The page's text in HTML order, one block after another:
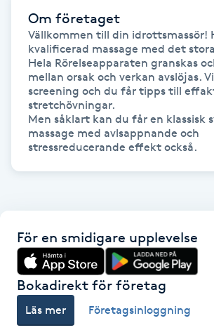
Headspa
Healing
Herrklippning
HIFU
Hot Stone Massage
Hot yoga
Hudföryngring
Om företaget
Vällkommen till din idrottsmassör!
kvalificerad massage med det
Hela Rörelseapparaten granskas
mellan orsak och verkan avslöjas.
screening och du får tipps till
stretchövningar.
Men såklart kan du får en klassisk
massage med avlsappnande och
stressreducerande effekt också.
För en smidigare upplevelse
Bokadirekt för företag
Läs mer Företagsinloggning